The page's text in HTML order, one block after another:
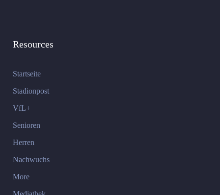
Resources
Startseite
Stadionpost
VfL+
Senioren
Herren
Nachwuchs
More